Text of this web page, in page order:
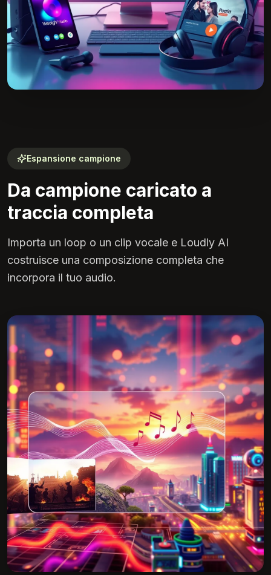
Espansione campione
Da campione caricato a
traccia completa
Importa un loop o un clip vocale e Loudly AI
costruisce una composizione completa che
incorpora il tuo audio.